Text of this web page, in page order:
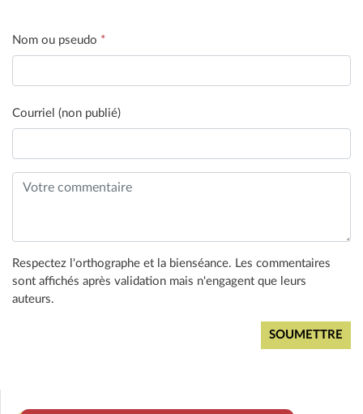
Nom ou pseudo *
Courriel (non publié)
Respectez l'orthographe et la bienséance. Les commentaires
sont affichés après validation mais n'engagent que leurs
auteurs.